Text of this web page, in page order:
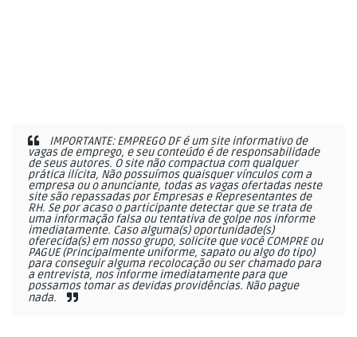
IMPORTANTE: EMPREGO DF é um site informativo de
vagas de emprego, e seu conteúdo é de responsabilidade
de seus autores. O site não compactua com qualquer
prática ilícita, Não possuímos quaisquer vínculos com a
empresa ou o anunciante, todas as vagas ofertadas neste
site são repassadas por Empresas e Representantes de
RH. Se por acaso o participante detectar que se trata de
uma informação falsa ou tentativa de golpe nos informe
imediatamente. Caso alguma(s) oportunidade(s)
oferecida(s) em nosso grupo, solicite que você COMPRE ou
PAGUE (Principalmente uniforme, sapato ou algo do tipo)
para conseguir alguma recolocação ou ser chamado para
a entrevista, nos informe imediatamente para que
possamos tomar as devidas providências. Não pague
nada.